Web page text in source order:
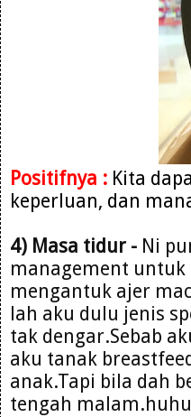
Positifnya : Kita
keperluan, dan
4) Masa tidur - Ni
management
mengantuk ajer
lah aku dulu jenis
tak dengar.Sebab
aku tanak
anak.Tapi bila dah
tengah